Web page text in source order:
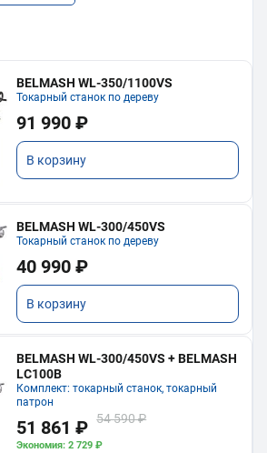
BELMASH WL-350/1100VS
Токарный станок по дереву
91 990 ₽
В корзину
BELMASH WL-300/450VS
Токарный станок по дереву
40 990 ₽
В корзину
BELMASH WL-300/450VS + BELMASH
LC100B
Комплект: токарный станок, токарный
патрон
51 861 ₽ 54 590 ₽
Экономия: 2 729 ₽